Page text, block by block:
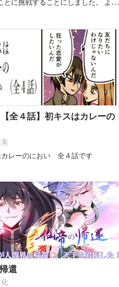
【全４話】初キスはカレーの
カレーのにおい 全４話です
還